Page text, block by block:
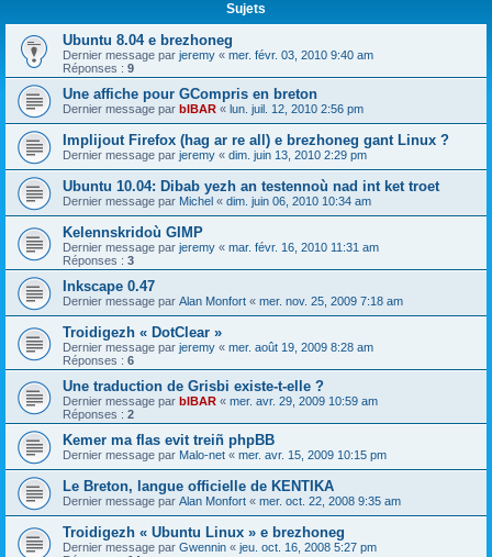
Sujets
Ubuntu 8.04 e brezhoneg
Dernier message par jeremy « mer. févr. 03, 2010 9:40 am
Réponses : 9
Une affiche pour GCompris en breton
Dernier message par bIBAR « lun. juil. 12, 2010 2:56 pm
Implijout Firefox (hag ar re all) e brezhoneg gant Linux ?
Dernier message par jeremy « dim. juin 13, 2010 2:29 pm
Ubuntu 10.04: Dibab yezh an testennoù nad int ket troet
Dernier message par Michel « dim. juin 06, 2010 10:34 am
Kelennskridoù GIMP
Dernier message par jeremy « mar. févr. 16, 2010 11:31 am
Réponses : 3
Inkscape 0.47
Dernier message par Alan Monfort « mer. nov. 25, 2009 7:18 am
Troidigezh « DotClear »
Dernier message par jeremy « mer. août 19, 2009 8:28 am
Réponses : 6
Une traduction de Grisbi existe-t-elle ?
Dernier message par bIBAR « mer. avr. 29, 2009 10:59 am
Réponses : 2
Kemer ma flas evit treiñ phpBB
Dernier message par Malo-net « mer. avr. 15, 2009 10:15 pm
Le Breton, langue officielle de KENTIKA
Dernier message par Alan Monfort « mer. oct. 22, 2008 9:35 am
Troidigezh « Ubuntu Linux » e brezhoneg
Dernier message par Gwennin « jeu. oct. 16, 2008 5:27 pm